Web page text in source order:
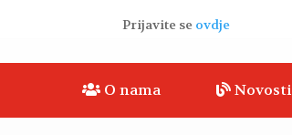
Prijavite se ovdje
O nama Novosti